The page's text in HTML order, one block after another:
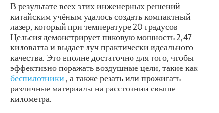
В результате всех этих инженерных решений
китайским учёным удалось создать компактный
лазер, который при температуре 20 градусов
Цельсия демонстрирует пиковую мощность 2,47
киловатта и выдаёт луч практически идеального
качества. Это вполне достаточно для того, чтобы
эффективно поражать воздушные цели, такие как
беспилотники , а также резать или прожигать
различные материалы на расстоянии свыше
километра.